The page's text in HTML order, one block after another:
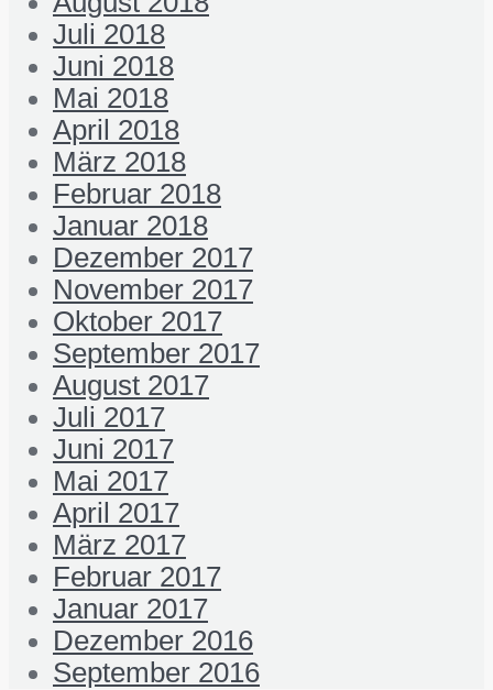
Juli 2018
Juni 2018
Mai 2018
April 2018
März 2018
Februar 2018
Januar 2018
Dezember 2017
November 2017
Oktober 2017
September 2017
August 2017
Juli 2017
Juni 2017
Mai 2017
April 2017
März 2017
Februar 2017
Januar 2017
Dezember 2016
September 2016